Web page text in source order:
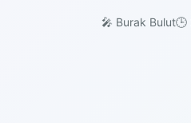
🎤 Burak Bulut🕒